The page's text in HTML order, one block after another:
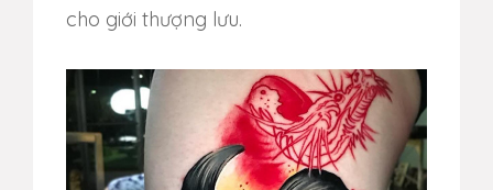
cho giới thượng lưu.